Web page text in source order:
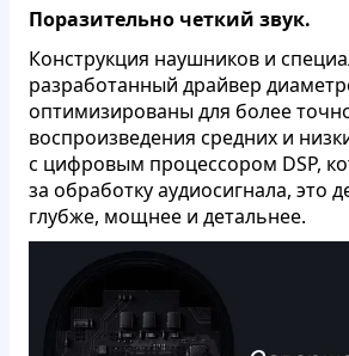
Поразительно четкий звук.
Конструкция наушников и
разработанный драйвер
оптимизированы для более
воспроизведения средних и
с цифровым процессором DSP,
за обработку аудиосигнала, это
глубже, мощнее и детальнее.